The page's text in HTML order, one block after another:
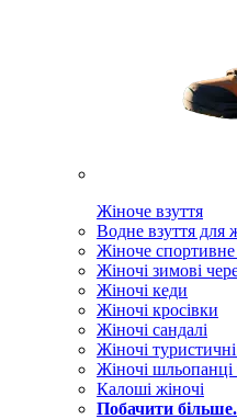
Жіноче взуття
Водне взуття для
Жіноче спортивне
Жіночі зимові
Жіночі кеди
Жіночі кросівки
Жіночі сандалі
Жіночі
Жіночі шльопанці
Калоші жіночі
Побачити